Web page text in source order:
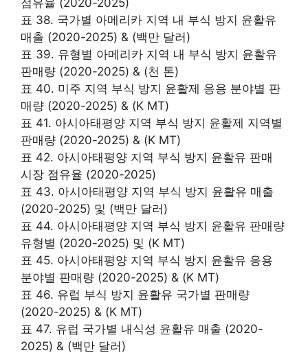
점유율 (2020-2025)
표 38. 국가별 아메리카 지역 내 부식 방지 윤활유
매출 (2020-2025) & (백만 달러)
표 39. 유형별 아메리카 지역 내 부식 방지 윤활유
판매량 (2020-2025) & (천 톤)
표 40. 미주 지역 부식 방지 윤활제 응용 분야별 판
매량 (2020-2025) & (K MT)
표 41. 아시아태평양 지역 부식 방지 윤활제 지역별
판매량 (2020-2025) & (K MT)
표 42. 아시아태평양 지역 부식 방지 윤활유 판매
시장 점유율 (2020-2025)
표 43. 아시아태평양 지역 부식 방지 윤활유 매출
(2020-2025) 및 (백만 달러)
표 44. 아시아태평양 지역 부식 방지 윤활유 판매량
유형별 (2020-2025) 및 (K MT)
표 45. 아시아태평양 지역 부식 방지 윤활유 응용
분야별 판매량 (2020-2025) & (K MT)
표 46. 유럽 부식 방지 윤활유 국가별 판매량
(2020-2025) & (K MT)
표 47. 유럽 국가별 내식성 윤활유 매출 (2020-
2025) & (백만 달러)